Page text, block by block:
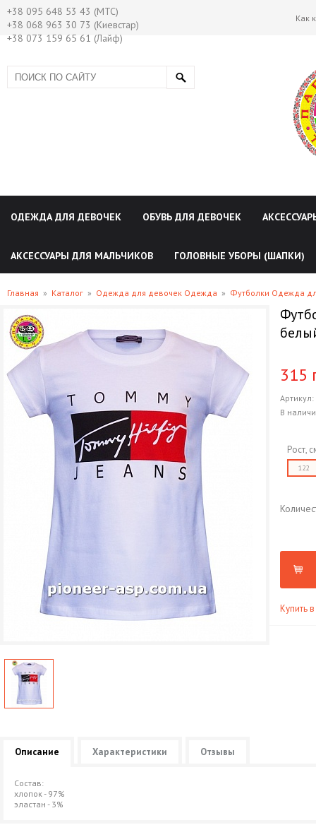
+38 095 648 53 43 (МТС)
+38 068 963 30 73 (Киевстар)
+38 073 159 65 61 (Лайф)
Как
ОДЕЖДА ДЛЯ ДЕВОЧЕК ОБУВЬ ДЛЯ ДЕВОЧЕК
АКСЕССУАРЫ ДЛЯ МАЛЬЧИКОВ ГОЛОВНЫЕ УБОРЫ (ШАПКИ)
Главная » Каталог » Одежда для девочек Одежда » Футболки Одежда
315
Артикул:
В
Рост,
122
Купить
Описание Характеристики Отзывы
Состав:
хлопок - 97%
эластан - 3%